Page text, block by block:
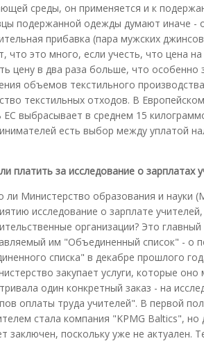
среды, он применяется и к
подержанной одежды думают иначе -
прибавка (пара мужских
что это много, если учесть, что цена
цену в два раза больше, что
объемов текстильного
текстильных отходов. В
ЕС выбрасывает в среднем 15
есть выбор между уплатой
платить за исследование о зарплатах
ли Министерство образования и науки
исследование о зарплате
организации? Это
им "Объединенный список" - о
списка" в декабре прошлого
закупает услуги, которые
один конкретный заказ - на
оплаты труда учителей". В первой
стала компания "KPMG Baltics",
заключен, поскольку уже не актуален.